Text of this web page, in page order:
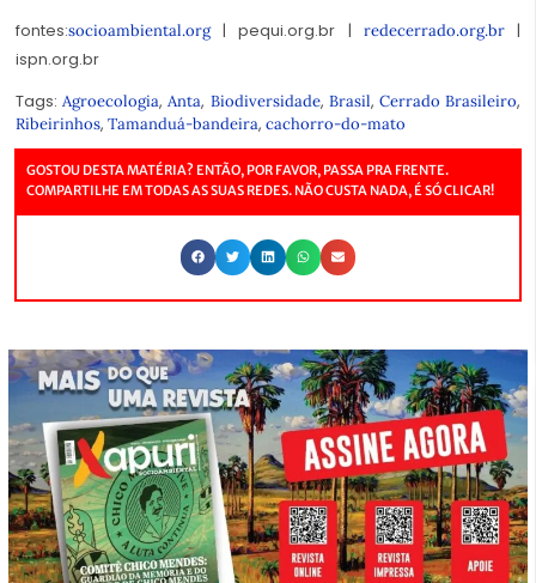
fontes:socioambiental.org| pequi.org.br | redecerrado.org.br|
ispn.org.br
Tags:Agroecologia,Anta, Biodiversidade, Brasil, Cerrado Brasileiro,
Ribeirinhos, Tamanduá-bandeira, cachorro-do-mato
GOSTOU DESTA MATÉRIA? ENTÃO, POR FAVOR, PASSA PRA FRENTE.
COMPARTILHE EM TODAS AS SUAS REDES. NÃO CUSTA NADA, É SÓ CLICAR!